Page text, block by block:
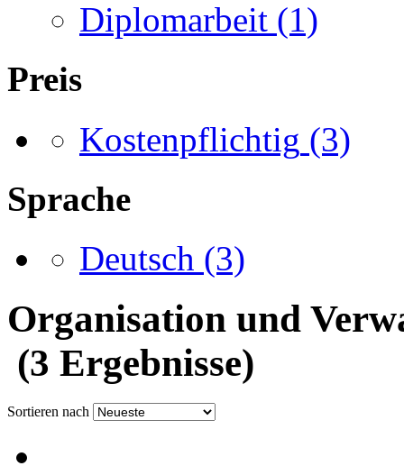
Diplomarbeit (1)
Preis
Kostenpflichtig (3)
Sprache
Deutsch (3)
Organisation und
(3 Ergebnisse)
Sortieren nach